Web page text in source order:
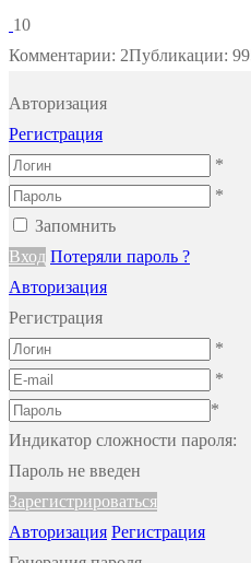
10
Комментарии: 2Публикации:
Авторизация
Регистрация
*
*
Запомнить
Вход Потеряли пароль ?
Авторизация
Регистрация
*
*
*
Индикатор сложности пароля:
Пароль не введен
Зарегистрироваться
Авторизация Регистрация